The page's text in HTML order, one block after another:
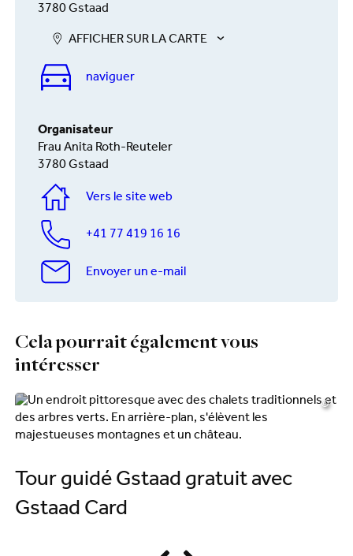
3780 Gstaad
AFFICHER SUR LA CARTE
naviguer
Organisateur
Frau Anita Roth-Reuteler
3780 Gstaad
Vers le site web
+41 77 419 16 16
Envoyer un e-mail
Cela pourrait également vous
intéresser
©
Tour guidé Gstaad gratuit avec
Gstaad Card